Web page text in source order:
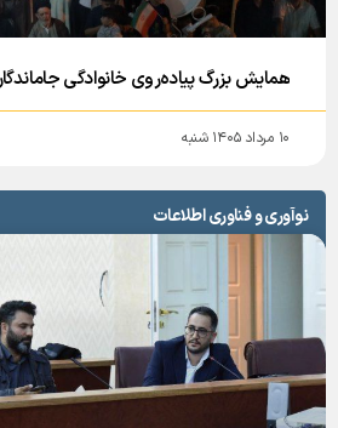
۱۰ مرداد ۱۴۰۵ شنبه
نوآوری و فناوری اطلاعات